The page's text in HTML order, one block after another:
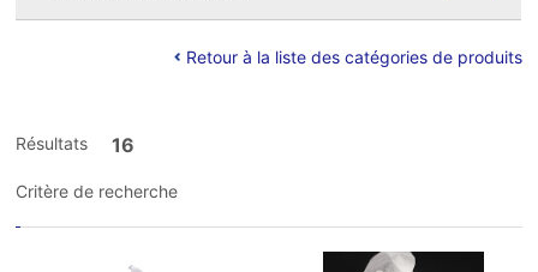
Retour à la liste des catégories de produits
Résultats 16
Critère de recherche